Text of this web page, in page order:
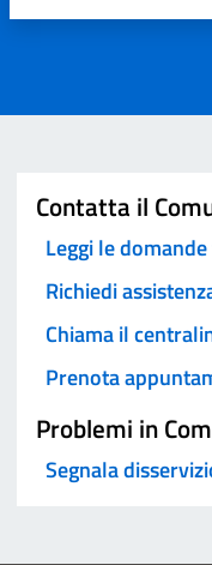
Contatta il
Leggi le
Richiedi
Chiama il
Prenota
Problemi in
Segnala